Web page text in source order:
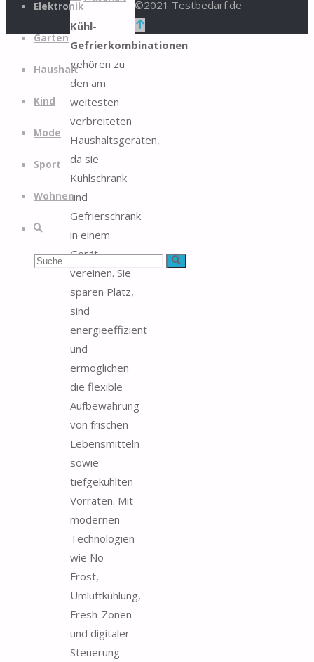
Elektronik
Garten
Haushalt
Kind
Mode
Sport
Wohnen
Suchen Suche
Kühl-
Gefrierkombinationen
gehören zu
den am
weitesten
verbreiteten
Haushaltsgeräten,
da sie
Kühlschrank
und
Gefrierschrank
in einem
Gerät
vereinen. Sie
sparen Platz,
sind
energieeffizient
und
ermöglichen
die flexible
Aufbewahrung
von frischen
Lebensmitteln
sowie
tiefgekühlten
Vorräten. Mit
modernen
Technologien
wie No-
Frost,
Umluftkühlung,
Fresh-Zonen
und digitaler
Steuerung
©2021 Testbedarf.de
Zurück
nach